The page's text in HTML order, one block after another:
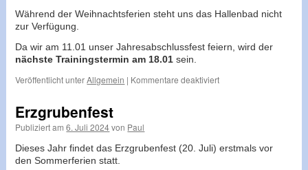
Während der Weihnachtsferien steht uns das Hallenbad nicht
zur Verfügung.
Da wir am 11.01 unser Jahresabschlussfest feiern, wird der
nächste Trainingstermin am 18.01 sein.
Veröffentlicht unter Allgemein | Kommentare deaktiviertfür
Erzgrubenfest
Publiziert am 6. Juli 2024 von Paul
Dieses Jahr findet das Erzgrubenfest (20. Juli) erstmals vor
den Sommerferien statt.